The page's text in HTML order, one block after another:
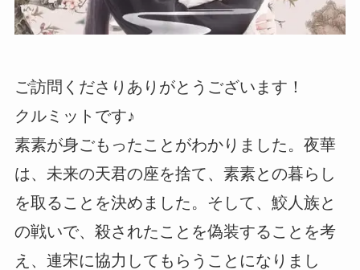
ご訪問くださりありがとうございます！
クルミットです♪
素素が身ごもったことがわかりました。夜華
は、未来の天君の座を捨て、素素との暮らし
を取ることを決めました。そして、鮫人族と
の戦いで、殺されたことを偽装することを考
え、連宋に協力してもらうことになりまし